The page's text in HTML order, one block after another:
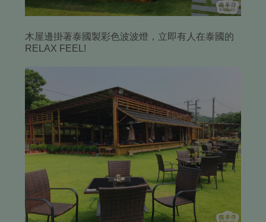
木屋邊掛著泰國製彩色波波燈，立即有人在泰國的
RELAX FEEL!